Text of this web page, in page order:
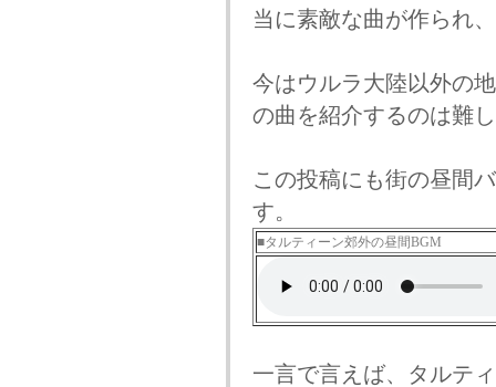
当に素敵な曲が作られ、
今はウルラ大陸以外の
の曲を紹介するのは難
この投稿にも街の昼間
す。
■タルティーン郊外の昼間BGM
一言で言えば、タルテ